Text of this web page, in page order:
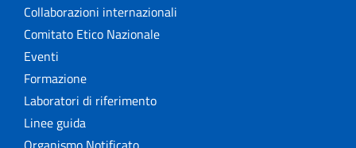
Collaborazioni internazionali
Comitato Etico Nazionale
Eventi
Formazione
Laboratori di riferimento
Linee guida